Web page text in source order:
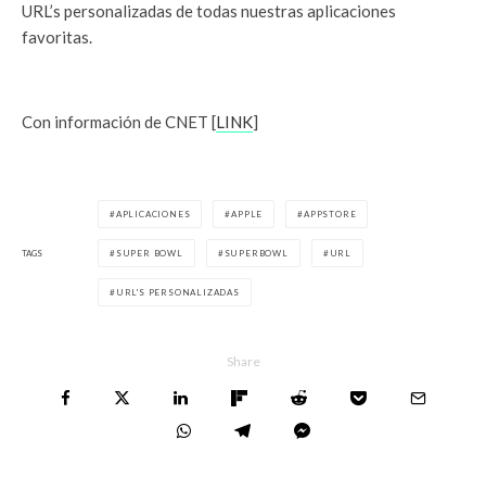
URL’s personalizadas de todas nuestras aplicaciones
favoritas.
Con información de CNET [LINK]
TAGS
APLICACIONES APPLE APPSTORE
SUPER BOWL SUPERBOWL URL
URL'S PERSONALIZADAS
Share